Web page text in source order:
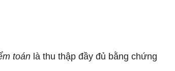
toán là thu thập đầy đủ bằng chứng